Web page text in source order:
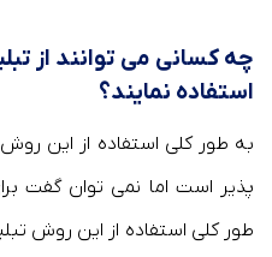
چه کسانی می توانند از
استفاده نمایند؟
به طور کلی استفاده از این
پذیر است اما نمی توان گفت
طور کلی استفاده از این روش